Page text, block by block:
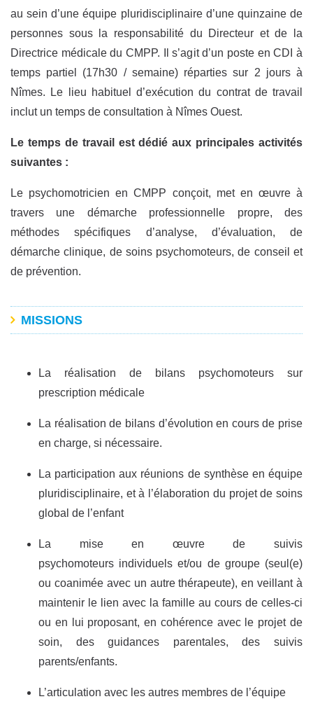
au sein d’une équipe pluridisciplinaire d’une quinzaine de
personnes sous la responsabilité du Directeur et de la
Directrice médicale du CMPP. Il s’agit d’un poste en CDI à
temps partiel (17h30 / semaine) réparties sur 2 jours à
Nîmes. Le lieu habituel d’exécution du contrat de travail
inclut un temps de consultation à Nîmes Ouest.
Le temps de travail est dédié aux principales activités
suivantes :
Le psychomotricien en CMPP conçoit, met en œuvre à
travers une démarche professionnelle propre, des
méthodes spécifiques d’analyse, d’évaluation, de
démarche clinique, de soins psychomoteurs, de conseil et
de prévention.
MISSIONS
La réalisation de bilans psychomoteurs sur
prescription médicale
La réalisation de bilans d’évolution en cours de prise
en charge, si nécessaire.
La participation aux réunions de synthèse en équipe
pluridisciplinaire, et à l’élaboration du projet de soins
global de l’enfant
La mise en œuvre de suivis
psychomoteurs individuels et/ou de groupe (seul(e)
ou coanimée avec un autre thérapeute), en veillant à
maintenir le lien avec la famille au cours de celles-ci
ou en lui proposant, en cohérence avec le projet de
soin, des guidances parentales, des suivis
parents/enfants.
L’articulation avec les autres membres de l’équipe